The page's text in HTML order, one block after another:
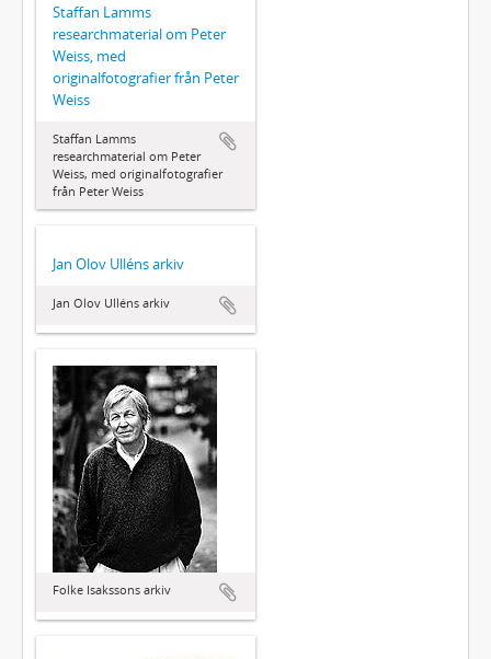
Staffan Lamms
researchmaterial om Peter
Weiss, med
originalfotografier från Peter
Weiss
Staffan Lamms
researchmaterial om Peter
Weiss, med originalfotografier
från Peter Weiss
Jan Olov Ulléns arkiv
Jan Olov Ulléns arkiv
Folke Isakssons arkiv